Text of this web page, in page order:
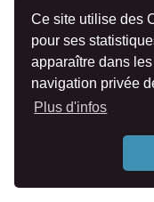
Ce site utilise des
pour ses
apparaître dans
navigation privée
Plus d'infos